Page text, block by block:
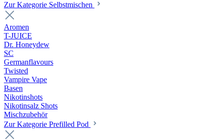
Zur Kategorie Selbstmischen
Aromen
T-JUICE
Dr. Honeydew
SC
Germanflavours
Twisted
Vampire Vape
Basen
Nikotinshots
Nikotinsalz Shots
Mischzubehör
Zur Kategorie Prefilled Pod